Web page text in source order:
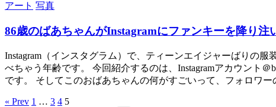
アート 写真
86歳のばあちゃんがInstagramにファンキーを降り注
Instagram（インスタグラム）で、ティーンエイジャーばりの
べちゃう年齢です。 今回紹介するのは、Instagramアカウント
です。 そしてこのおばあちゃんの何がすごいって、フォロワ
« Prev 1 … 3 4 5